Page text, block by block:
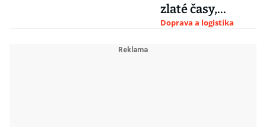
zlaté časy,
prodeje rostou o
Doprava a logistika